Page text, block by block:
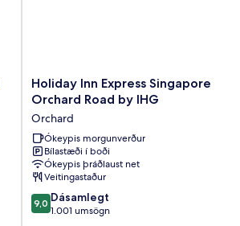
Holiday
Inn
Singapore
Orchard
Road
by
IHG
Orchard
Holiday Inn Express Singapore
Orchard Road by IHG
Orchard
Ókeypis morgunverður
Bílastæði í boði
Ókeypis þráðlaust net
Veitingastaður
9.0
af
9,0 Dásamlegt
1.001 umsögn